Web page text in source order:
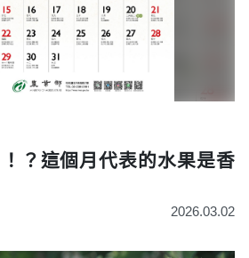
？這個月代表的水果是香
2026.03.02